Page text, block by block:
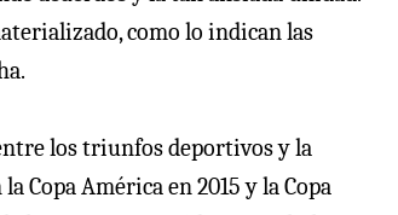
como lo indican las
los triunfos deportivos y la
Copa América en 2015 y la Copa